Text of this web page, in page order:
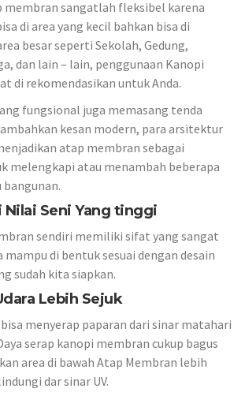
membran sangatlah fleksibel karena
di area yang kecil bahkan bisa di
besar seperti Sekolah, Gedung,
dan lain – lain, penggunaan Kanopi
di rekomendasikan untuk Anda.
fungsional juga memasang tenda
kesan modern, para arsitektur
atap membran sebagai
melengkapi atau menambah beberapa
bangunan.
Nilai Seni Yang tinggi
sendiri memiliki sifat yang sangat
di bentuk sesuai dengan desain
sudah kita siapkan.
Lebih Sejuk
menyerap paparan dari sinar matahari
serap kanopi membran cukup bagus
area di bawah Atap Membran lebih
dar sinar UV.